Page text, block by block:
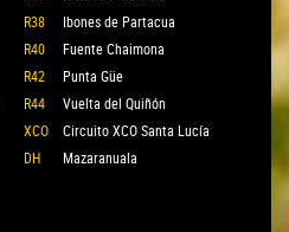
R38
Ibones de Partacua
R40
Fuente Chaimona
R42
Punta Güe
R44
Vuelta del Quiñón
XCO
Circuito XCO Santa Lucía
DH
Mazaranuala